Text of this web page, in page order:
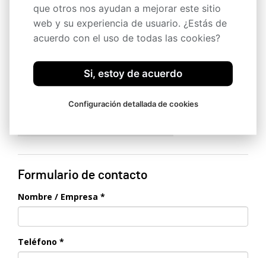
Tel.: +420 517 577 951, +420 733 557 087
e-mail:servis@pilous.cz
Lunes a viernes 6:00 - 14:30
Current time in Czechia
Formulario de contacto
Nombre / Empresa *
Teléfono *
que otros nos ayudan a mejorar este sitio
web y su experiencia de usuario. ¿Estás de
acuerdo con el uso de todas las cookies?
Si, estoy de acuerdo
Configuración detallada de cookies